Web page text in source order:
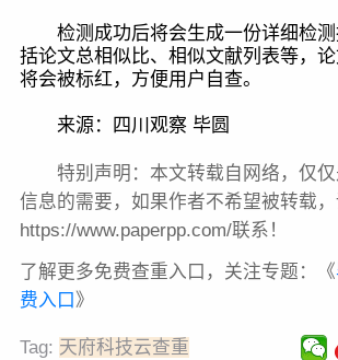
检测成功后将会生成一份详细检测
括论文总相似比、相似文献列表等，
将会被标红，方便用户自查。
来源：四川观察 毕圆
特别声明：本文转载自网络，仅仅
信息的需要，如果作者不希望被转载，
https://www.paperpp.com/联系！
了解更多免费查重入口，关注专题：《
费入口 》
Tag: 天府科技云查重